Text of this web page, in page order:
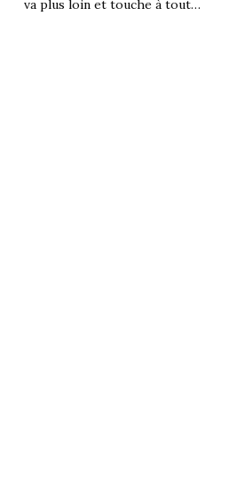
va plus loin et touche à tout…